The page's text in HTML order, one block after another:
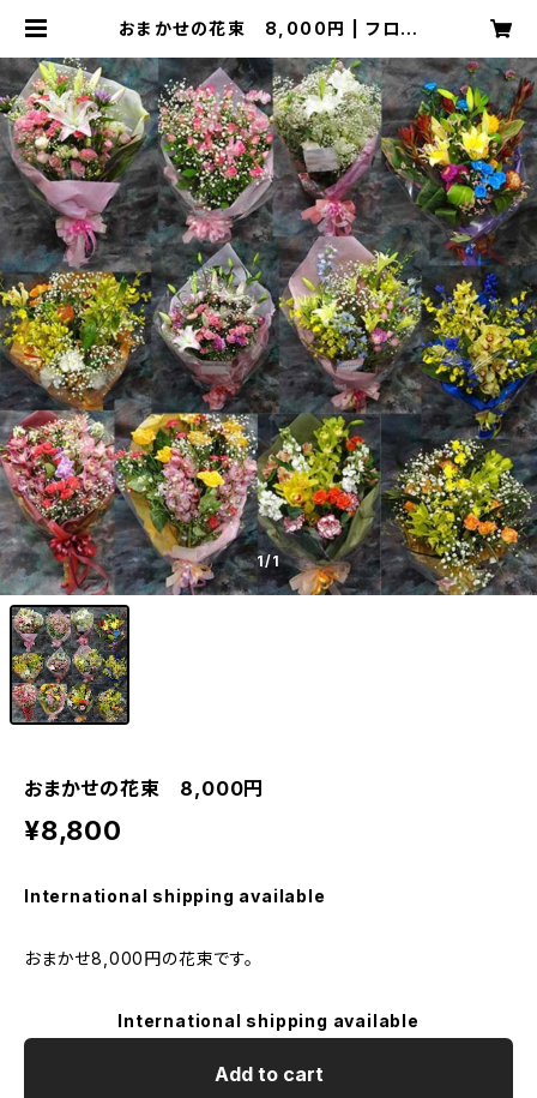
おまかせの花束 8,000円 | フロー
1/1
おまかせの花束 8,000円
¥8,800
International shipping available
おまかせ8,000円の花束です。
International shipping available
Add to cart